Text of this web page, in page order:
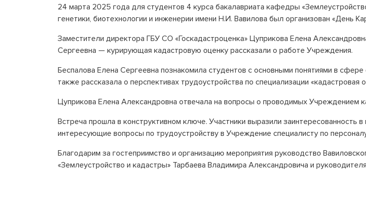
24 марта 2025 года для студентов 4 курса бакалавриата кафедры
генетики, биотехнологии и инженерии имени Н.И. Вавилова был организован «День
Заместители директора ГБУ СО «Госкадастроценка» Цуприкова Елена
Сергеевна — курирующая кадастровую оценку рассказали о работе Учреждения.
Беспалова Елена Сергеевна познакомила студентов с основными понятиями в
также рассказала о перспективах трудоустройства по специализации «кадастровая
Цуприкова Елена Александровна отвечала на вопросы о проводимых Учреждением
Встреча прошла в конструктивном ключе. Участники выразили заинтересованность
интересующие вопросы по трудоустройству в Учреждение специалисту по
Благодарим за гостеприимство и организацию мероприятия руководство
«Землеустройство и кадастры» Тарбаева Владимира Александровича и